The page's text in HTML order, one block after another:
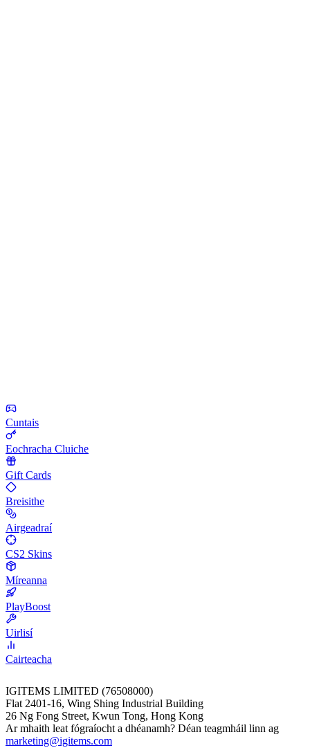
Cuntais
Eochracha Cluiche
Gift Cards
Breisithe
Airgeadraí
CS2 Skins
Míreanna
PlayBoost
Uirlisí
Cairteacha
IGITEMS LIMITED (76508000)
Flat 2401-16, Wing Shing Industrial Building
26 Ng Fong Street, Kwun Tong, Hong Kong
Ar mhaith leat fógraíocht a dhéanamh? Déan teagmháil linn ag
marketing@igitems.com